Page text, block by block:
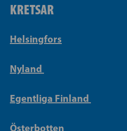
KRETSAR
Helsingfors
Nyland
Egentliga Finland
Österbotten